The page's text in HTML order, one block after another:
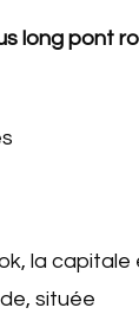
long pont
la capitale
située